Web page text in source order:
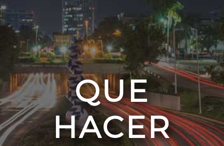
QUE
HACER